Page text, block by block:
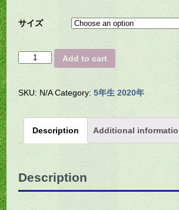
サイズ
H23-
quantity
Add to cart
SKU: N/A Category:5年生 2020年
Description Additional
Description